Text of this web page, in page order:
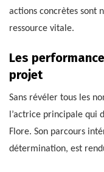
actions concrètes sont
ressource vitale.
Les
projet
Sans révéler tous les
l’actrice principale qui
Flore. Son parcours
détermination, est